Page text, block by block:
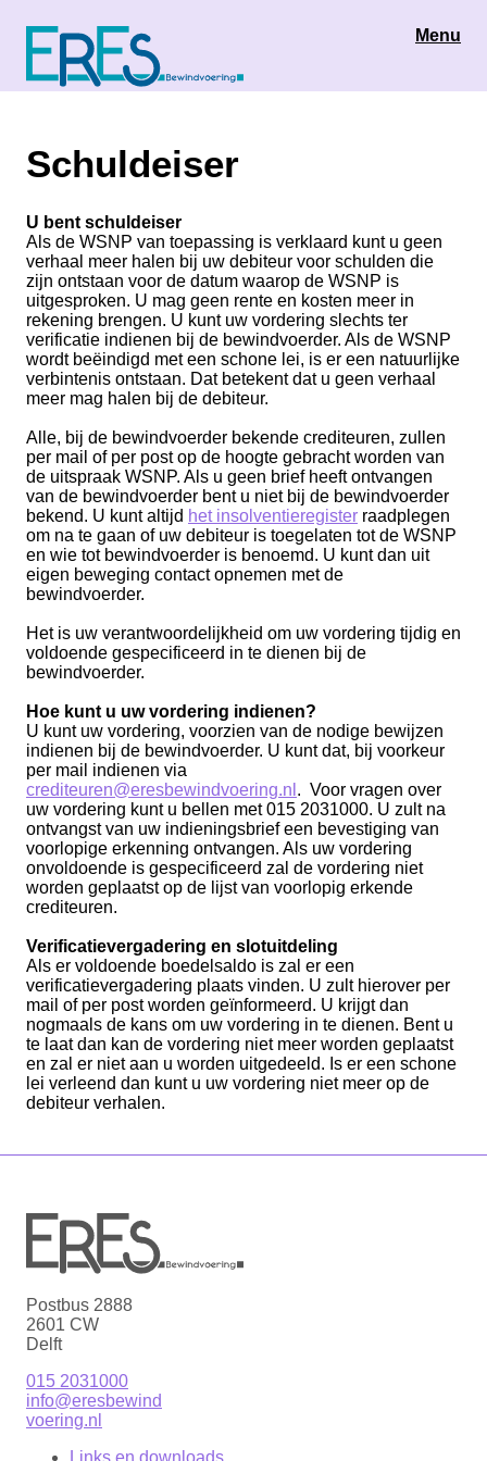
Menu
Schuldeiser
U bent schuldeiser
Als de WSNP van toepassing is verklaard kunt u geen
verhaal meer halen bij uw debiteur voor schulden die
zijn ontstaan voor de datum waarop de WSNP is
uitgesproken. U mag geen rente en kosten meer in
rekening brengen. U kunt uw vordering slechts ter
verificatie indienen bij de bewindvoerder. Als de WSNP
wordt beëindigd met een schone lei, is er een natuurlijke
verbintenis ontstaan. Dat betekent dat u geen verhaal
meer mag halen bij de debiteur.
Alle, bij de bewindvoerder bekende crediteuren, zullen
per mail of per post op de hoogte gebracht worden van
de uitspraak WSNP. Als u geen brief heeft ontvangen
van de bewindvoerder bent u niet bij de bewindvoerder
bekend. U kunt altijd het insolventieregister raadplegen
om na te gaan of uw debiteur is toegelaten tot de WSNP
en wie tot bewindvoerder is benoemd. U kunt dan uit
eigen beweging contact opnemen met de
bewindvoerder.
Het is uw verantwoordelijkheid om uw vordering tijdig en
voldoende gespecificeerd in te dienen bij de
bewindvoerder.
Hoe kunt u uw vordering indienen?
U kunt uw vordering, voorzien van de nodige bewijzen
indienen bij de bewindvoerder. U kunt dat, bij voorkeur
per mail indienen via
crediteuren@eresbewindvoering.nl . Voor vragen over
uw vordering kunt u bellen met 015 2031000. U zult na
ontvangst van uw indieningsbrief een bevestiging van
voorlopige erkenning ontvangen. Als uw vordering
onvoldoende is gespecificeerd zal de vordering niet
worden geplaatst op de lijst van voorlopig erkende
crediteuren.
Verificatievergadering en slotuitdeling
Als er voldoende boedelsaldo is zal er een
verificatievergadering plaats vinden. U zult hierover per
mail of per post worden geïnformeerd. U krijgt dan
nogmaals de kans om uw vordering in te dienen. Bent u
te laat dan kan de vordering niet meer worden geplaatst
en zal er niet aan u worden uitgedeeld. Is er een schone
lei verleend dan kunt u uw vordering niet meer op de
debiteur verhalen.
Postbus 2888
2601 CW
Delft
015 2031000
info@eresbewind
voering.nl